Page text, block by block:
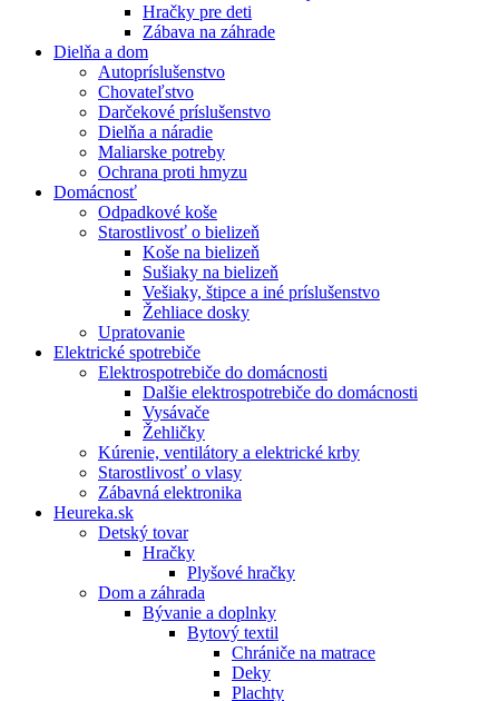
Hračky pre deti
Zábava na záhrade
Dielňa a dom
Autopríslušenstvo
Chovateľstvo
Darčekové príslušenstvo
Dielňa a náradie
Maliarske potreby
Ochrana proti hmyzu
Domácnosť
Odpadkové koše
Starostlivosť o bielizeň
Koše na bielizeň
Sušiaky na bielizeň
Vešiaky, štipce a iné príslušenstvo
Žehliace dosky
Upratovanie
Elektrické spotrebiče
Elektrospotrebiče do domácnosti
Dalšie elektrospotrebiče do domácnosti
Vysávače
Žehličky
Kúrenie, ventilátory a elektrické krby
Starostlivosť o vlasy
Zábavná elektronika
Heureka.sk
Detský tovar
Hračky
Plyšové hračky
Dom a záhrada
Bývanie a doplnky
Bytový textil
Chrániče na matrace
Deky
Plachty